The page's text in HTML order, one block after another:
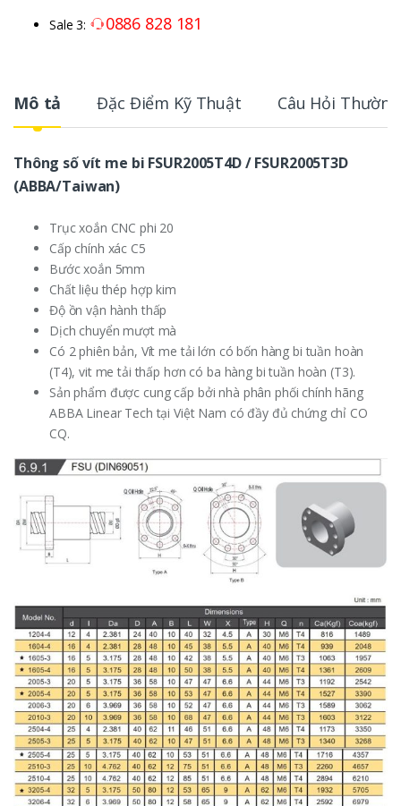
Sale 3: 0886 828 181
Mô tả Đặc Điểm Kỹ Thuật Câu Hỏi
Thông số vít me bi FSUR2005T4D / FSUR2005T3D
(ABBA/Taiwan)
Trục xoắn CNC phi 20
Cấp chính xác C5
Bước xoắn 5mm
Chất liệu thép hợp kim
Độ ồn vận hành thấp
Dịch chuyển mượt mà
Có 2 phiên bản, Vít me tải lớn có bốn hàng bi tuần hoàn
(T4), vit me tải thấp hơn có ba hàng bi tuần hoàn (T3).
Sản phẩm được cung cấp bởi nhà phân phối chính hãng
ABBA Linear Tech tại Việt Nam có đầy đủ chứng chỉ CO
CQ.